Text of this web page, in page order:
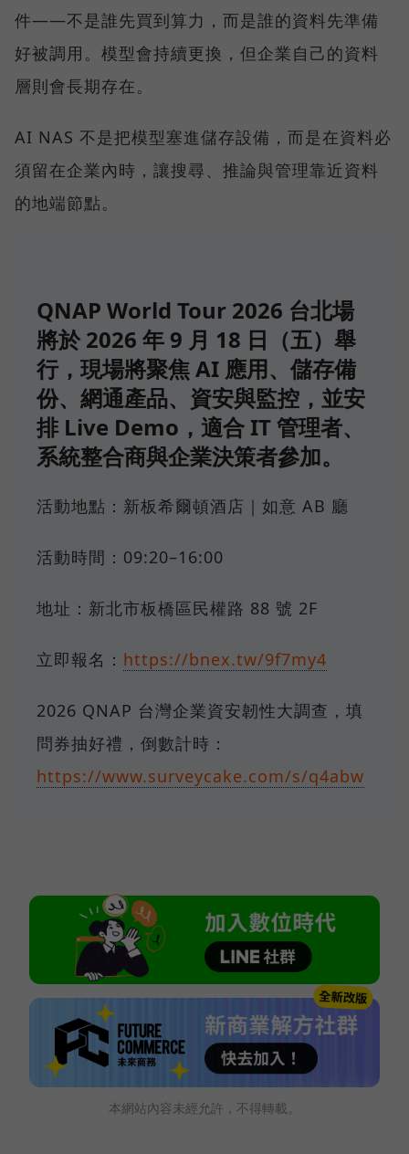
件——不是誰先買到算力，而是誰的資料先準備
好被調用。模型會持續更換，但企業自己的資料
層則會長期存在。
AI NAS 不是把模型塞進儲存設備，而是在資料必
須留在企業內時，讓搜尋、推論與管理靠近資料
的地端節點。
QNAP World Tour 2026 台北場
將於 2026 年 9 月 18 日（五）舉
行，現場將聚焦 AI 應用、儲存備
份、網通產品、資安與監控，並安
排 Live Demo，適合 IT 管理者、
系統整合商與企業決策者參加。
活動地點：新板希爾頓酒店｜如意 AB 廳
活動時間：09:20–16:00
地址：新北市板橋區民權路 88 號 2F
立即報名： https://bnex.tw/9f7my4
2026 QNAP 台灣企業資安韌性大調查，填
問券抽好禮，倒數計時：
https://www.surveycake.com/s/q4abw
本網站內容未經允許，不得轉載。